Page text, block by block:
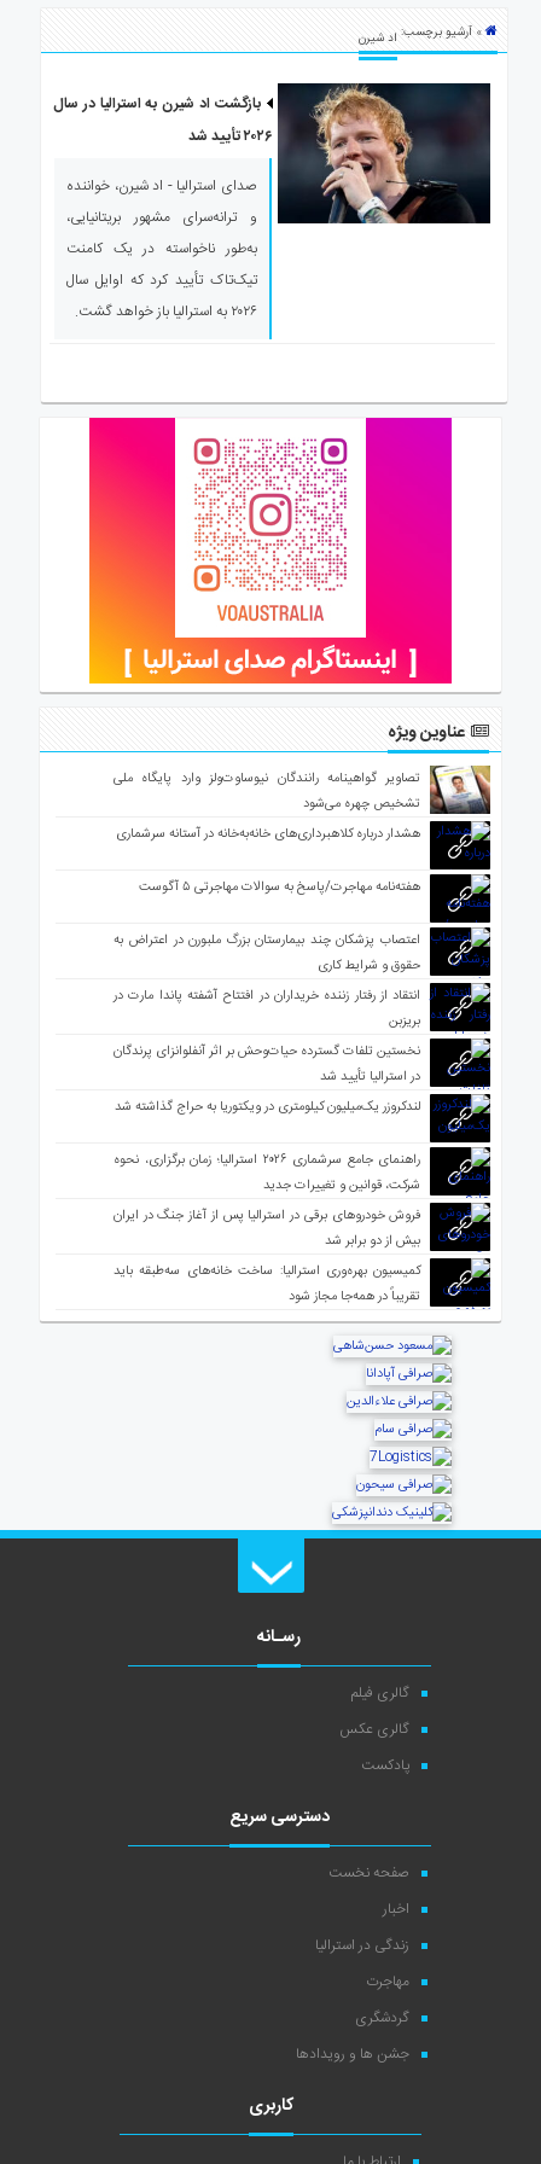
استرالیا» آرشیو برچسب: اد شیرن
بازگشت اد شیرن به استرالیا در سال
۲۰۲۶ تأیید شد
صدای استرالیا - اد شیرن، خواننده
و ترانه‌سرای مشهور بریتانیایی،
به‌طور ناخواسته در یک کامنت
تیک‌تاک تأیید کرد که اوایل سال
۲۰۲۶ به استرالیا باز خواهد گشت.
عناوین ویژه
تصاویر گواهینامه رانندگان نیوساوت‌ولز وارد پایگاه ملی
تشخیص چهره می‌شود
هشدار درباره کلاهبرداری‌های خانه‌به‌خانه در آستانه سرشماری
هفته‌نامه مهاجرت/پاسخ به سوالات مهاجرتی ۵ آگوست
اعتصاب پزشکان چند بیمارستان بزرگ ملبورن در اعتراض به
حقوق و شرایط کاری
انتقاد از رفتار زننده خریداران در افتتاح آشفته پاندا مارت در
بریزبن
نخستین تلفات گسترده حیات‌وحش بر اثر آنفلوانزای پرندگان
در استرالیا تأیید شد
لندکروزر یک‌میلیون کیلومتری در ویکتوریا به حراج گذاشته شد
راهنمای جامع سرشماری ۲۰۲۶ استرالیا؛ زمان برگزاری، نحوه
شرکت، قوانین و تغییرات جدید
فروش خودروهای برقی در استرالیا پس از آغاز جنگ در ایران
بیش از دو برابر شد
کمیسیون بهره‌وری استرالیا: ساخت خانه‌های سه‌طبقه باید
تقریباً در همه‌جا مجاز شود
رسـانه
گالری فیلم
گالری عکس
پادکست
دسترسی سریع
صفحه نخست
اخبار
زندگی در استرالیا
مهاجرت
گردشگری
جشن ها و رویدادها
کاربری